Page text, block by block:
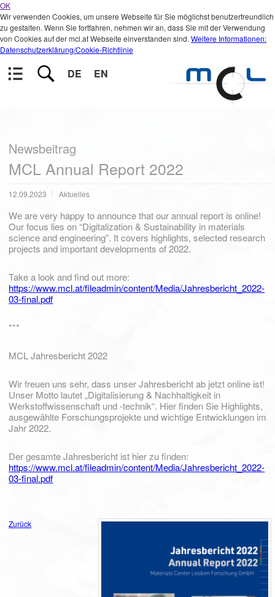
OK
Wir verwenden Cookies, um unsere Webseite für Sie möglichst benutzerfreundlich
zu gestalten. Wenn Sie fortfahren, nehmen wir an, dass Sie mit der Verwendung
von Cookies auf der mcl.at Webseite einverstanden sind. Weitere Informationen:
Datenschutzerklärung/Cookie-Richtlinie
DE EN
Newsbeitrag
MCL Annual Report 2022
12.09.2023 Aktuelles
We are very happy to announce that our annual report is online!
Our focus lies on “Digitalization & Sustainability in materials
science and engineering”. It covers highlights, selected research
projects and important developments of 2022.
Take a look and find out more:
https://www.mcl.at/fileadmin/content/Media/Jahresbericht_2022-
03-final.pdf
***
MCL Jahresbericht 2022
Wir freuen uns sehr, dass unser Jahresbericht ab jetzt online ist!
Unser Motto lautet „Digitalisierung & Nachhaltigkeit in
Werkstoffwissenschaft und -technik“. Hier finden Sie Highlights,
ausgewählte Forschungsprojekte und wichtige Entwicklungen im
Jahr 2022.
Der gesamte Jahresbericht ist hier zu finden:
https://www.mcl.at/fileadmin/content/Media/Jahresbericht_2022-
03-final.pdf
Zurück